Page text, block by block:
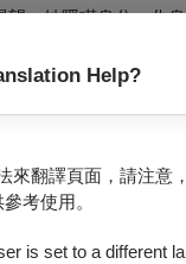
Help?
翻譯頁面，請注意
考使用。
is set to a different
。她隱瞞身分，化
找回最真摯的愛情。
情被現實玷污。最終
。
程。
滋——在流動的音樂
粹地沉浸於音樂之